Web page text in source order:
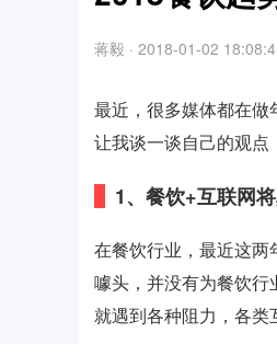
蒋毅 · 2018-01-02
最近，很多媒体都在做
让我谈一谈自己的观点
1、餐饮+互联网
在餐饮行业，最近这两
噱头，并没有为餐饮行
就遇到各种阻力，各类